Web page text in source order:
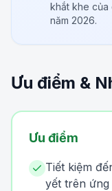
khắt khe của
năm 2026.
Ưu điểm &
Ưu điểm
Tiết kiệm
yết trên ứng